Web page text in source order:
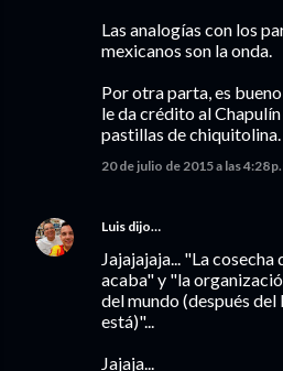
Las analogías con los
mexicanos son la onda.
Por otra parta, es
le da crédito al
pastillas de chiquitolina.
20 de julio de 2015 a las 4:28
Luis dijo…
Jajajajaja... "La cosecha
acaba" y "la
del mundo (después
está)"...
Jajaja...